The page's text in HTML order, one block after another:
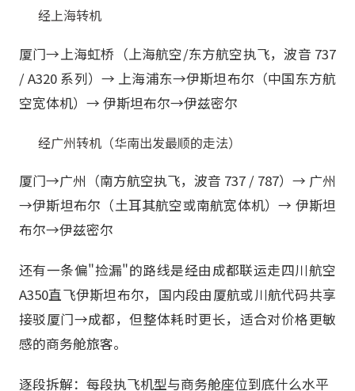
经上海转机
厦门→上海虹桥（上海航空/东方航空执飞，波音 737
/ A320 系列）→ 上海浦东→伊斯坦布尔（中国东方航
空宽体机）→ 伊斯坦布尔→伊兹密尔
经广州转机（华南出发最顺的走法）
厦门→广州（南方航空执飞，波音 737 / 787）→ 广州
→伊斯坦布尔（土耳其航空或南航宽体机）→ 伊斯坦
布尔→伊兹密尔
还有一条偏"捡漏"的路线是经由成都联运走四川航空
A350直飞伊斯坦布尔，国内段由厦航或川航代码共享
接驳厦门→成都，但整体耗时更长，适合对价格更敏
感的商务舱旅客。
逐段拆解：每段执飞机型与商务舱座位到底什么水平